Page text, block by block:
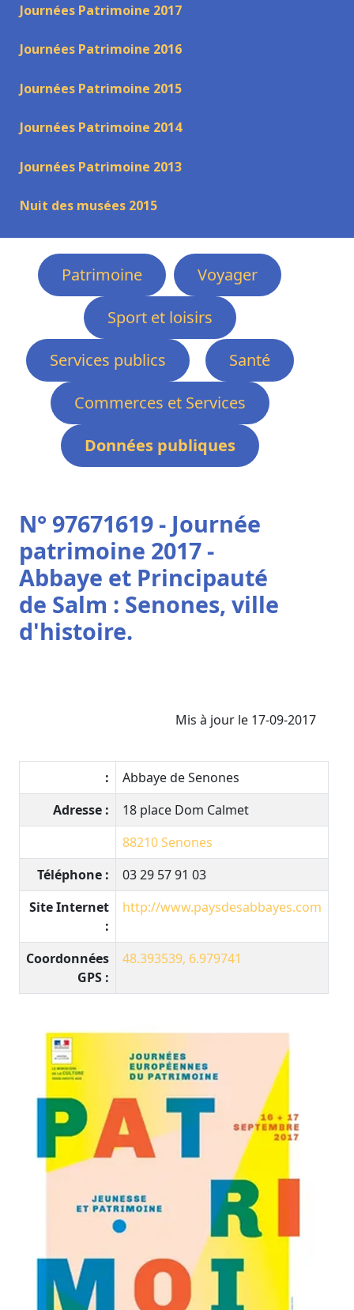
Journées Patrimoine 2017
Journées Patrimoine 2016
Journées Patrimoine 2015
Journées Patrimoine 2014
Journées Patrimoine 2013
Nuit des musées 2015
Patrimoine
Voyager
Sport et loisirs
Services publics
Santé
Commerces et Services
Données publiques
N° 97671619 - Journée
patrimoine 2017 -
Abbaye et Principauté
de Salm : Senones, ville
d'histoire.
Mis à jour le 17-09-2017
:
Abbaye de Senones
Adresse :
18 place Dom Calmet
88210Senones
Téléphone :
03 29 57 91 03
Site Internet
:
http://www.paysdesabbayes.com
Coordonnées
GPS :
48.393539, 6.979741